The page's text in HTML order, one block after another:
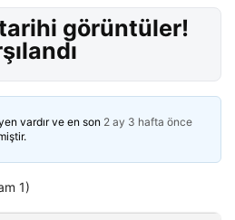
tarihi görüntüler!
vardır ve en son 2 ay 3 hafta önce
1)